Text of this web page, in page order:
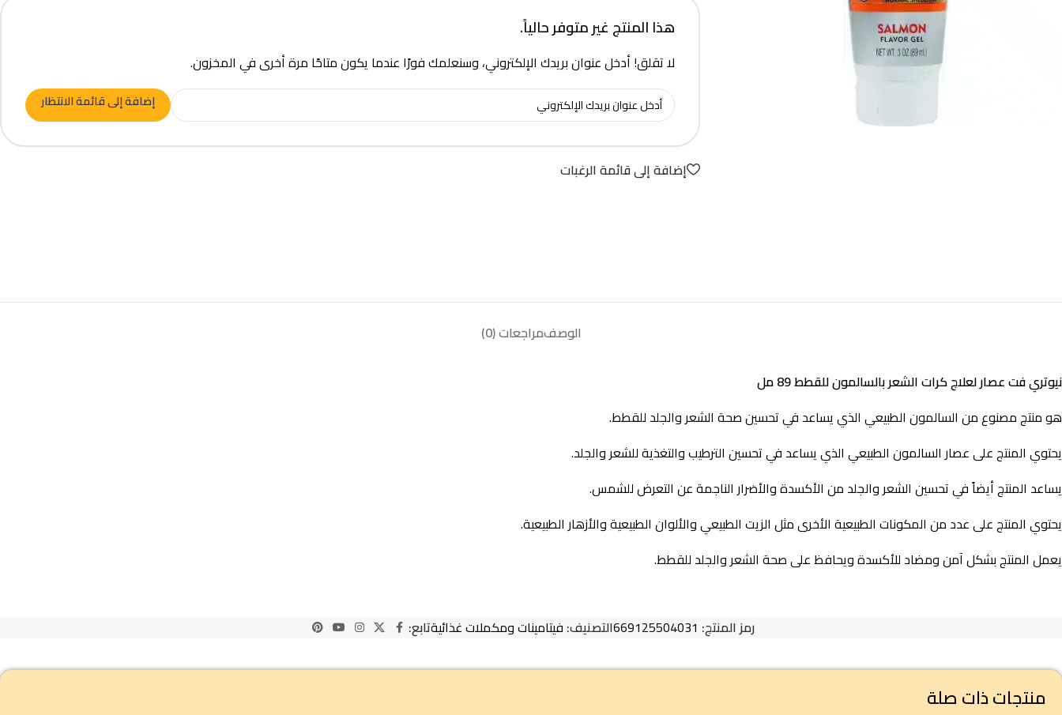
هذا المنتج غير متوفر حالياً.
لا تقلق! أدخل عنوان بريدك الإلكتروني، وسنعلمك فورًا عندما يكون متاحًا مرة أخرى في المخزون.
إضافة إلى قائمة الانتظار
إضافة إلى قائمة الرغبات
الوصفمراجعات (0)
نيوتري فت عصار لعلاج كرات الشعر بالسالمون للقطط 89 مل
هو منتج مصنوع من السالمون الطبيعي الذي يساعد في تحسين صحة الشعر والجلد للقطط.
يحتوي المنتج على عصار السالمون الطبيعي الذي يساعد في تحسين الترطيب والتغذية للشعر والجلد.
يساعد المنتج أيضاً في تحسين الشعر والجلد من الأكسدة والأضرار الناجمة عن التعرض للشمس.
يحتوي المنتج على عدد من المكونات الطبيعية الأخرى مثل الزيت الطبيعي والألوان الطبيعية والأزهار الطبيعية.
يعمل المنتج بشكل آمن ومضاد للأكسدة ويحافظ على صحة الشعر والجلد للقطط.
رمز المنتج: 669125504031التصنيف: فيتامينات ومكملات غذائيةتابع:
منتجات ذات صلة